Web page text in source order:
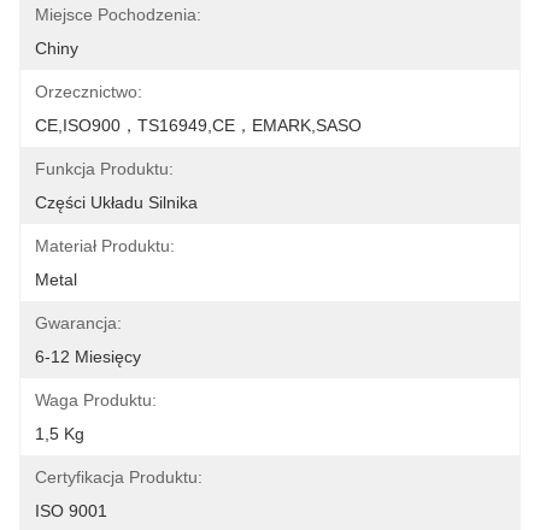
Miejsce Pochodzenia:
Chiny
Orzecznictwo:
CE,ISO900，TS16949,CE，EMARK,SASO
Funkcja Produktu:
Części Układu Silnika
Materiał Produktu:
Metal
Gwarancja:
6-12 Miesięcy
Waga Produktu:
1,5 Kg
Certyfikacja Produktu:
ISO 9001